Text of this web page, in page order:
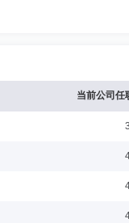
所审计部职员，平安资产
泰君安咨询服务(深圳)有
董事。
会成员 学历：硕
中共党员。历任国泰君安
当前公司任